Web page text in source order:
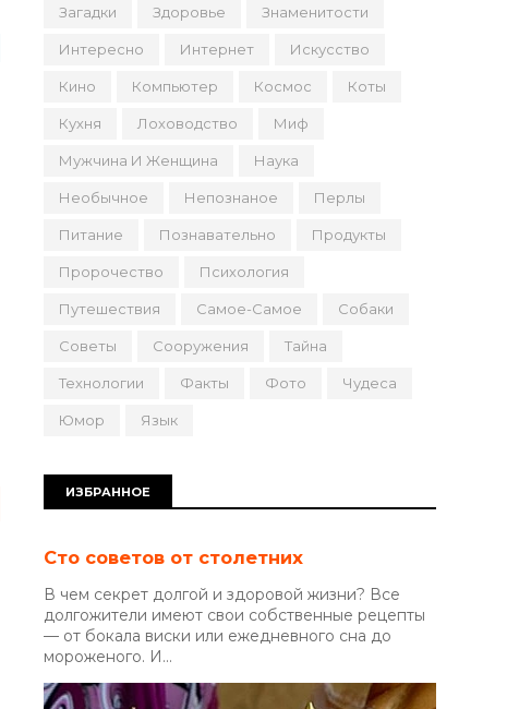
Загадки Здоровье Знаменитости
Интересно Интернет Искусство
Кино Компьютер Космос Коты
Кухня Лоховодство Миф
Мужчина И Женщина Наука
Необычное Непознаное Перлы
Питание Познавательно Продукты
Пророчество Психология
Путешествия Самое-Самое Собаки
Советы Сооружения Тайна
Технологии Факты Фото Чудеса
Юмор Язык
ИЗБРАННОЕ
Сто советов от столетних
В чем секрет долгой и здоровой жизни? Все
долгожители имеют свои собственные рецепты
— от бокала виски или ежедневного сна до
мороженого. И...